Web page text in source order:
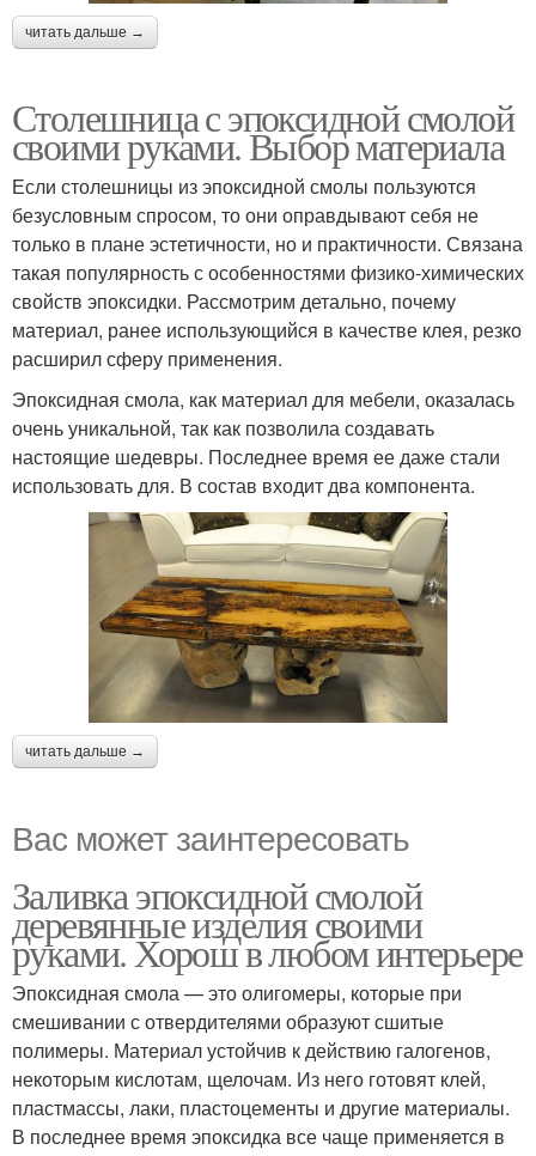
читать дальше →
Столешница с эпоксидной смолой
своими руками. Выбор материала
Если столешницы из эпоксидной смолы пользуются
безусловным спросом, то они оправдывают себя не
только в плане эстетичности, но и практичности. Связана
такая популярность с особенностями физико-химических
свойств эпоксидки. Рассмотрим детально, почему
материал, ранее использующийся в качестве клея, резко
расширил сферу применения.
Эпоксидная смола, как материал для мебели, оказалась
очень уникальной, так как позволила создавать
настоящие шедевры. Последнее время ее даже стали
использовать для. В состав входит два компонента.
читать дальше →
Вас может заинтересовать
Заливка эпоксидной смолой
деревянные изделия своими
руками. Хорош в любом интерьере
Эпоксидная смола — это олигомеры, которые при
смешивании с отвердителями образуют сшитые
полимеры. Материал устойчив к действию галогенов,
некоторым кислотам, щелочам. Из него готовят клей,
пластмассы, лаки, пластоцементы и другие материалы.
В последнее время эпоксидка все чаще применяется в